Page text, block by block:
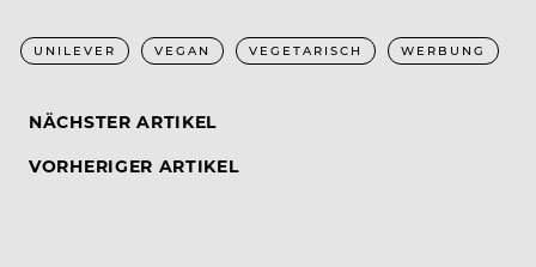
UNILEVER VEGAN VEGETARISCH WERBUNG
NÄCHSTER ARTIKEL
VORHERIGER ARTIKEL